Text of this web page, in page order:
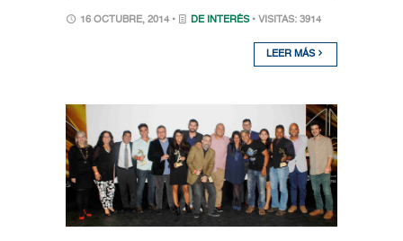
16 OCTUBRE, 2014 • DE INTERÉS • VISITAS: 3914
LEER MÁS